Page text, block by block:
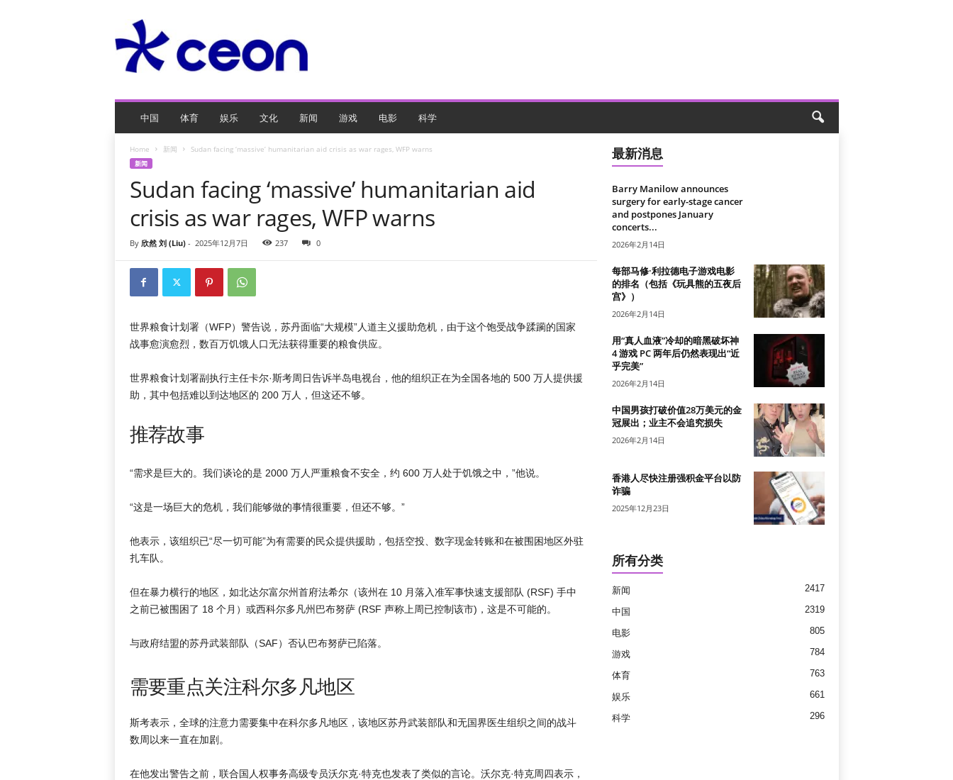
O
游
中国 体育 娱乐 文化 新闻 游戏 电影 科学
Home 新闻 Sudan facing ‘massive’ humanitarian aid crisis as war rages, WFP warns
新闻
Sudan facing ‘massive’ humanitarian aid
crisis as war rages, WFP warns
By 欣然 刘 (Liu)- 2025年12月7日 237 0
世界粮食计划署（WFP）警告说，苏丹面临“大规模”人道主义援助危机，由于这个饱受战争蹂躏的国家
战事愈演愈烈，数百万饥饿人口无法获得重要的粮食供应。
世界粮食计划署副执行主任卡尔·斯考周日告诉半岛电视台，他的组织正在为全国各地的 500 万人提供援
助，其中包括难以到达地区的 200 万人，但这还不够。
推荐故事
4
清
列
末
“需求是巨大的。我们谈论的是 2000 万人严重粮食不安全，约 600 万人处于饥饿之中，”他说。
“这是一场巨大的危机，我们能够做的事情很重要，但还不够。”
他表示，该组织已“尽一切可能”为有需要的民众提供援助，包括空投、数字现金转账和在被围困地区外驻
扎车队。
但在暴力横行的地区，如北达尔富尔州首府法希尔（该州在 10 月落入准军事快速支援部队 (RSF) 手中
之前已被围困了 18 个月）或西科尔多凡州巴布努萨 (RSF 声称上周已控制该市)，这是不可能的。
与政府结盟的苏丹武装部队（SAF）否认巴布努萨已陷落。
需要重点关注科尔多凡地区
斯考表示，全球的注意力需要集中在科尔多凡地区，该地区苏丹武装部队和无国界医生组织之间的战斗
数周以来一直在加剧。
在他发出警告之前，联合国人权事务高级专员沃尔克·特克也发表了类似的言论。沃尔克·特克周四表示，
最新消息
Barry Manilow announces
surgery for early-stage cancer
and postpones January
concerts...
2026年2月14日
每部马修·利拉德电子游戏电影
的排名（包括《玩具熊的五夜后
宫》）
2026年2月14日
用“真人血液”冷却的暗黑破坏神
4 游戏 PC 两年后仍然表现出“近
乎完美”
2026年2月14日
中国男孩打破价值28万美元的金
冠展出；业主不会追究损失
2026年2月14日
香港人尽快注册强积金平台以防
诈骗
2025年12月23日
所有分类
新闻 2417
中国 2319
电影 805
游戏 784
体育 763
娱乐 661
科学 296